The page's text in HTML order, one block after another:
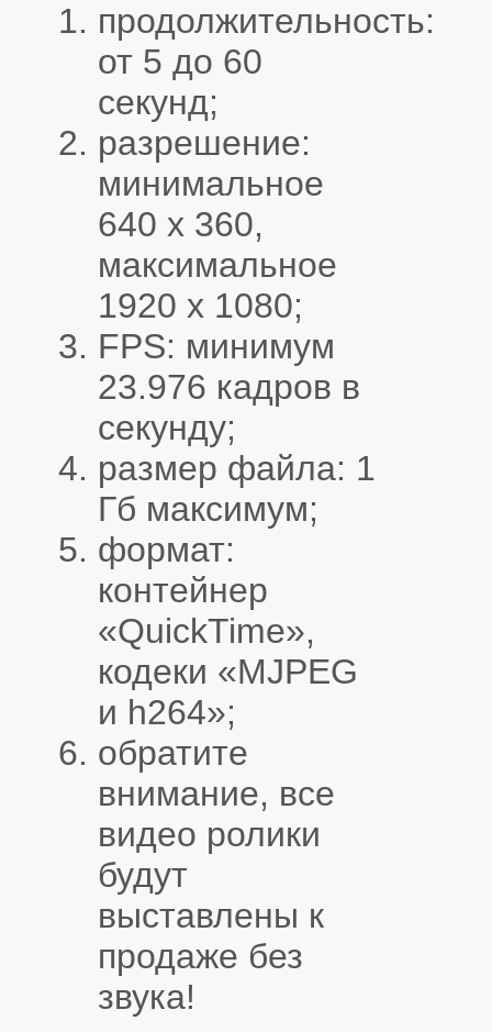
продолжительность:
от 5 до 60
секунд;
разрешение:
минимальное
640 х 360,
максимальное
1920 х 1080;
FPS: минимум
23.976 кадров в
секунду;
размер файла: 1
Гб максимум;
формат:
контейнер
«QuickTime»,
кодеки «MJPEG
и h264»;
обратите
внимание, все
видео ролики
будут
выставлены к
продаже без
звука!